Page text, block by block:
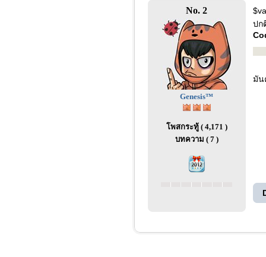
No. 2
Genesis™
โพสกระทู้ ( 4,171 )
บทความ ( 7 )
ปก
มัน